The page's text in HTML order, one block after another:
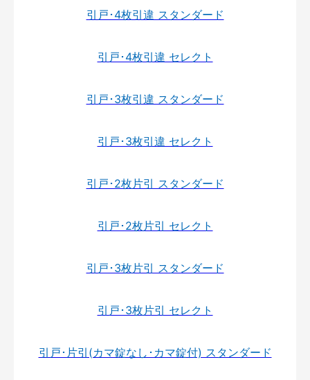
引戸･4枚引違 スタンダード
引戸･4枚引違 セレクト
引戸･3枚引違 スタンダード
引戸･3枚引違 セレクト
引戸･2枚片引 スタンダード
引戸･2枚片引 セレクト
引戸･3枚片引 スタンダード
引戸･3枚片引 セレクト
引戸･片引(カマ錠なし･カマ錠付) スタンダード